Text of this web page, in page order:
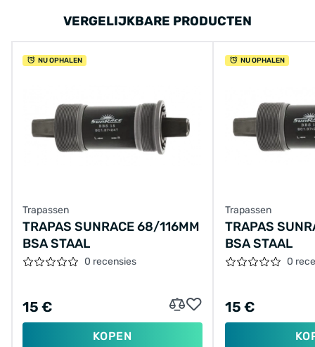
VERGELIJKBARE PRODUCTEN
NU OPHALEN
Trapassen
TRAPAS SUNRACE 68/116MM
BSA STAAL
0 recensies
15 €
KOPEN
NU OPHALEN
Trapassen
TRAPAS
BSA STAAL
0
15 €